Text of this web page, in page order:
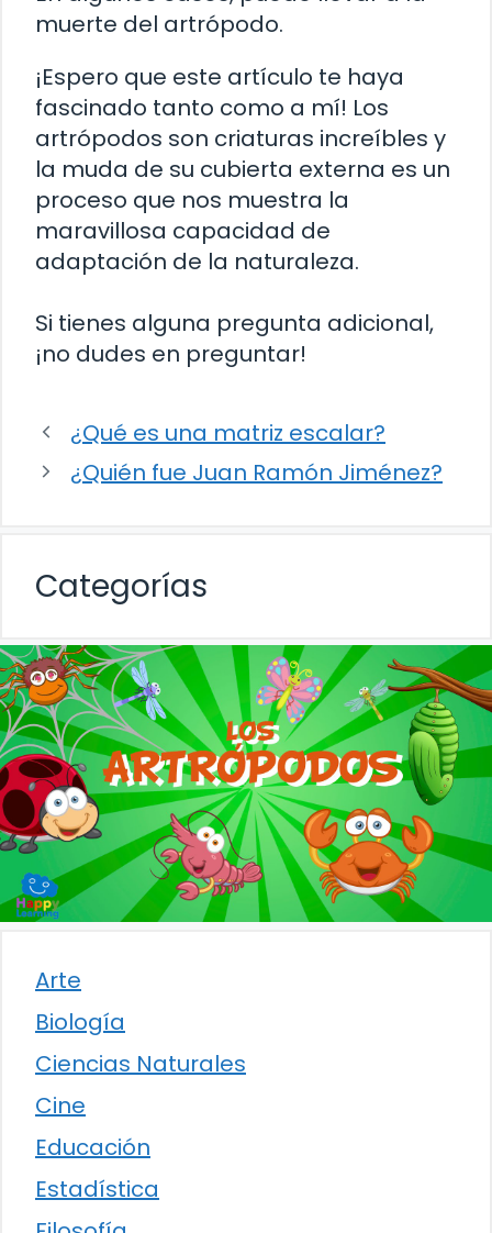
muerte del artrópodo.
¡Espero que este artículo te haya
fascinado tanto como a mí! Los
artrópodos son criaturas increíbles y
la muda de su cubierta externa es un
proceso que nos muestra la
maravillosa capacidad de
adaptación de la naturaleza.
Si tienes alguna pregunta adicional,
¡no dudes en preguntar!
¿Qué es una matriz escalar?
¿Quién fue Juan Ramón Jiménez?
Categorías
Arte
Biología
Ciencias Naturales
Cine
Educación
Estadística